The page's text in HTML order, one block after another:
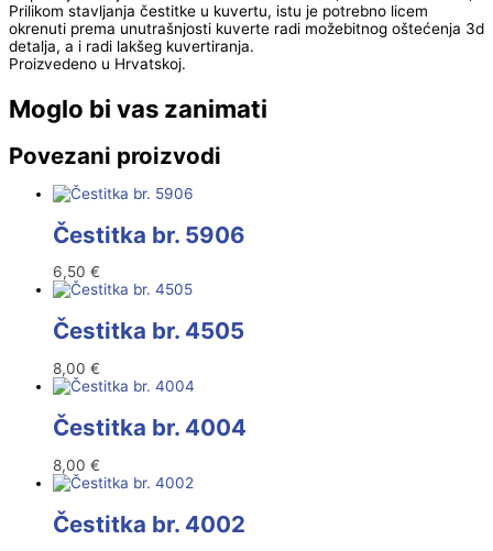
Prilikom stavljanja čestitke u kuvertu, istu je potrebno licem
okrenuti prema unutrašnjosti kuverte radi možebitnog oštećenja 3d
detalja, a i radi lakšeg kuvertiranja.
Proizvedeno u Hrvatskoj.
Moglo bi vas zanimati
Povezani proizvodi
Čestitka br. 5906
6,50 €
Čestitka br. 4505
8,00 €
Čestitka br. 4004
8,00 €
Čestitka br. 4002